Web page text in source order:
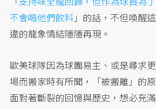
不會喝他們飲料」的話，不但喚醒
違的龍象情結隱隱再現。
歐美球隊因為球團易主、或是尋求
場而搬家時有所聞，「被搬離」的
面對著斷裂的回憶與歷史，想必充